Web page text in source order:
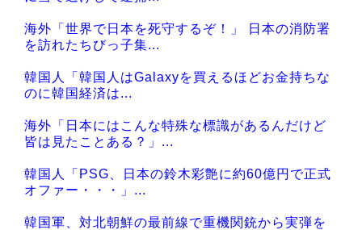
海外「世界で日本を死守するぞ！」 日本の消防署
を訪れたちびっ子集...
韓国人「韓国人はGalaxyを買えるほどお金持ちな
のに韓国経済は...
海外「日本にはこんな特殊な標識があるんだけど
皆は見たことある？」...
韓国人「PSG、日本の鈴木彩艶に約60億円で正式
オファー・・・」...
韓国軍、対北朝鮮の最前線で重機関銃から実弾を